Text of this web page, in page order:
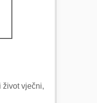
život vječni,